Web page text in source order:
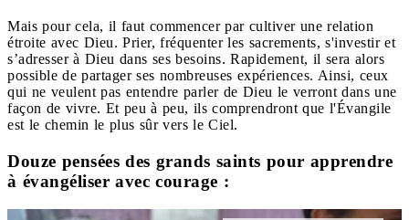
Mais pour cela, il faut commencer par cultiver une relation
étroite avec Dieu. Prier, fréquenter les sacrements, s'investir et
s’adresser à Dieu dans ses besoins. Rapidement, il sera alors
possible de partager ses nombreuses expériences. Ainsi, ceux
qui ne veulent pas entendre parler de Dieu le verront dans une
façon de vivre. Et peu à peu, ils comprendront que l'Évangile
est le chemin le plus sûr vers le Ciel.
Douze pensées des grands saints pour apprendre
à évangéliser avec courage :